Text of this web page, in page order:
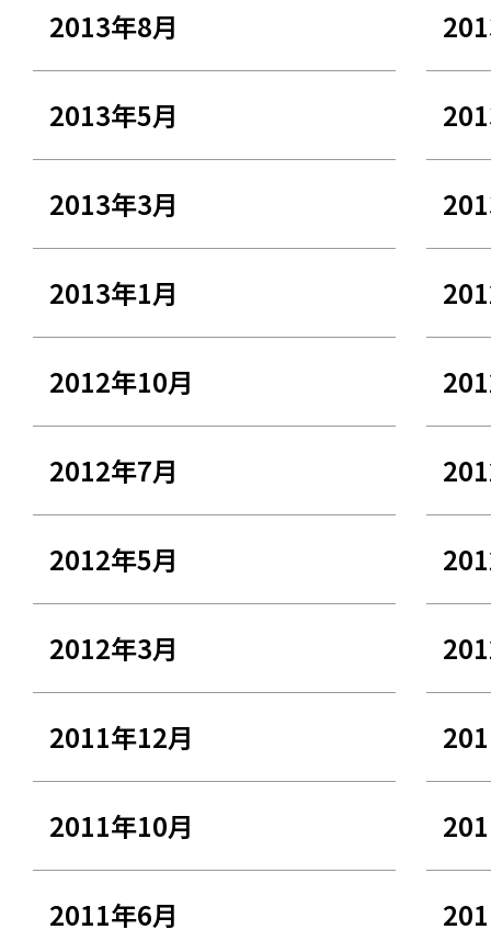
2013年8月
2013年5月
2013年3月
2013年1月
2012年10月
2012年7月
2012年5月
2012年3月
2011年12月
2011年10月
2011年6月